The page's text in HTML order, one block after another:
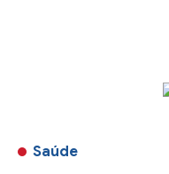
Saúde